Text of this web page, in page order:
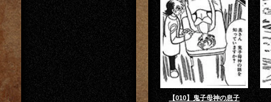
【010】鬼子母神の息子